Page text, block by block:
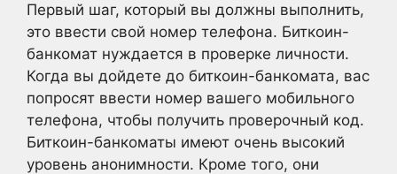
Первый шаг, который вы должны выполнить,
это ввести свой номер телефона. Биткоин-
банкомат нуждается в проверке личности.
Когда вы дойдете до биткоин-банкомата, вас
попросят ввести номер вашего мобильного
телефона, чтобы получить проверочный код.
Биткоин-банкоматы имеют очень высокий
уровень анонимности. Кроме того, они